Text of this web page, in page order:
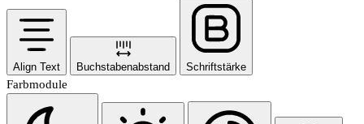
Align Text Buchstabenabstand Schriftstärke
Farbmodule